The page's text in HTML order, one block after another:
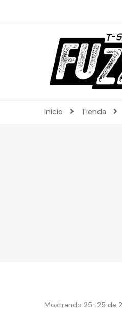
Inicio Tienda
Mostrando 25–25 de